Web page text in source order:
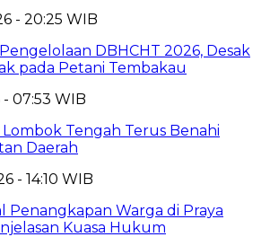
- 20:25 WIB
DBHCHT 2026, Desak
pada Petani Tembakau
- 07:53 WIB
Tengah Terus Benahi
Daerah
- 14:10 WIB
Penangkapan Warga di Praya
Kuasa Hukum